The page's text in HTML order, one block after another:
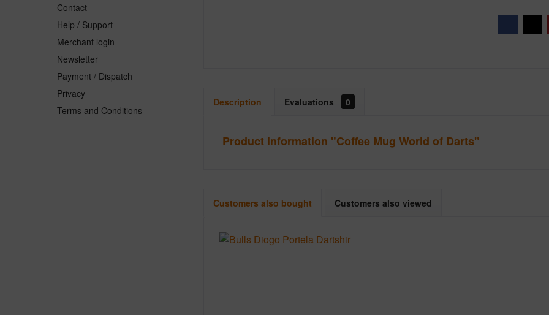
Contact
Help / Support
Merchant login
Newsletter
Payment / Dispatch
Privacy
Terms and Conditions
Description Evaluations 0
Product information "Coffee Mug World of Darts"
Customers also bought Customers also viewed